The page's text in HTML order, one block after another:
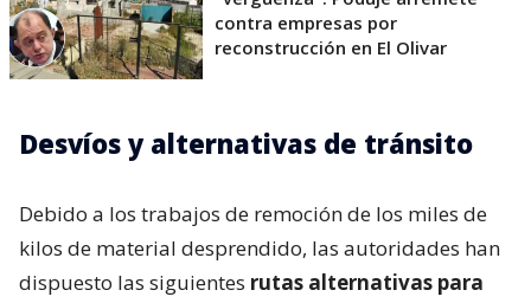
contra empresas por
reconstrucción en El Olivar
Desvíos y alternativas de tránsito
Debido a los trabajos de remoción de los miles de
kilos de material desprendido, las autoridades han
dispuesto las siguientes rutas alternativas para